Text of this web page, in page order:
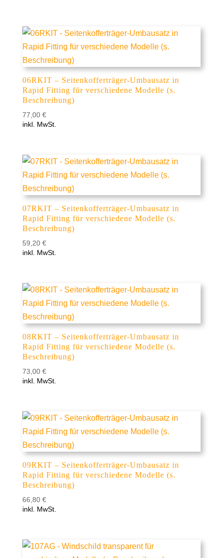
06RKIT – Seitenkofferträger-Umbausatz in
Rapid Fitting für verschiedene Modelle (s.
Beschreibung)
77,00 €
inkl. MwSt.
07RKIT – Seitenkofferträger-Umbausatz in
Rapid Fitting für verschiedene Modelle (s.
Beschreibung)
59,20 €
inkl. MwSt.
08RKIT – Seitenkofferträger-Umbausatz in
Rapid Fitting für verschiedene Modelle (s.
Beschreibung)
73,00 €
inkl. MwSt.
09RKIT – Seitenkofferträger-Umbausatz in
Rapid Fitting für verschiedene Modelle (s.
Beschreibung)
66,80 €
inkl. MwSt.